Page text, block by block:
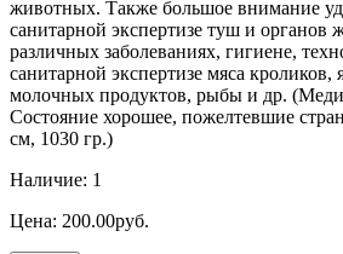
животных. Также большое внимание
санитарной экспертизе туш и органов
различных заболеваниях, гигиене,
санитарной экспертизе мяса кроликов,
молочных продуктов, рыбы и др.
Состояние хорошее, пожелтевшие
см, 1030 гр.)
Наличие: 1
Цена: 200.00руб.